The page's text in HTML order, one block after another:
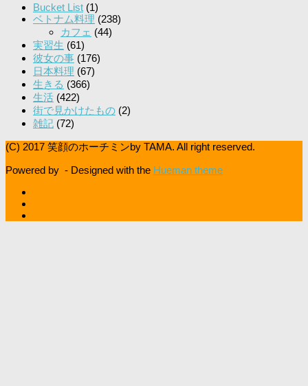
Bucket List (1)
ベトナム料理 (238)
カフェ (44)
実習生 (61)
彼女の事 (176)
日本料理 (67)
生きる (366)
生活 (422)
街で見かけたもの (2)
雑記 (72)
(C) 2017 笑顔のホーチミンby TAMA. All right reserved.
Powered by - Designed with the Hueman theme